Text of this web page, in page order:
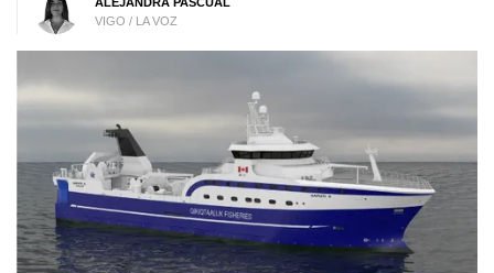
VIGO / LA VOZ